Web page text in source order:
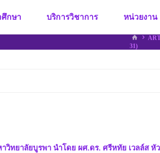
ศึกษา บริการวิชาการ หน่วยงาน
HOME
31)
ทยาลัยบูรพา นำโดย ผศ.ดร. ศรีหทัย เวลล์ส